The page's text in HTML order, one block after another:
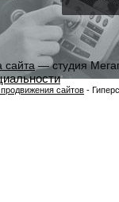
сайта — студия
сайтов -